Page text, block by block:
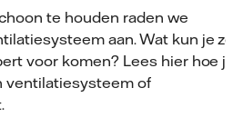
te houden raden we
aan. Wat kun je
voor komen? Lees hier hoe
ventilatiesysteem of